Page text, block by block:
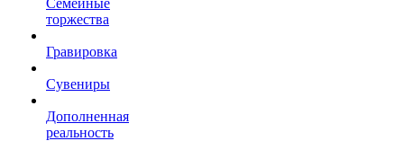
Семейные
торжества
Гравировка
Сувениры
Дополненная
реальность